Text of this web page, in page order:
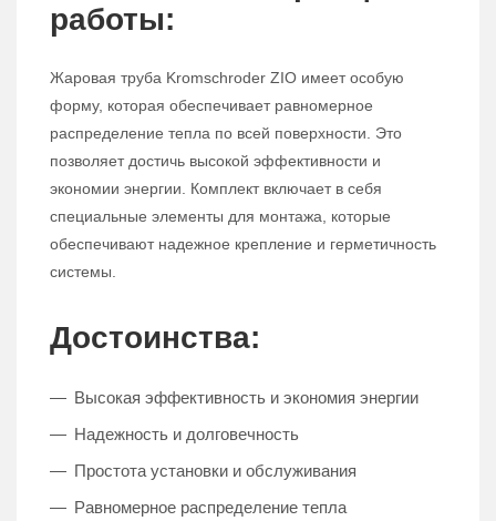
работы:
Жаровая труба Kromschroder ZIO имеет особую
форму, которая обеспечивает равномерное
распределение тепла по всей поверхности. Это
позволяет достичь высокой эффективности и
экономии энергии. Комплект включает в себя
специальные элементы для монтажа, которые
обеспечивают надежное крепление и герметичность
системы.
Достоинства:
Высокая эффективность и экономия энергии
Надежность и долговечность
Простота установки и обслуживания
Равномерное распределение тепла